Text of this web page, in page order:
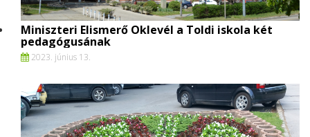
Miniszteri Elismerő Oklevél a Toldi iskola két
pedagógusának
2023. június 13.